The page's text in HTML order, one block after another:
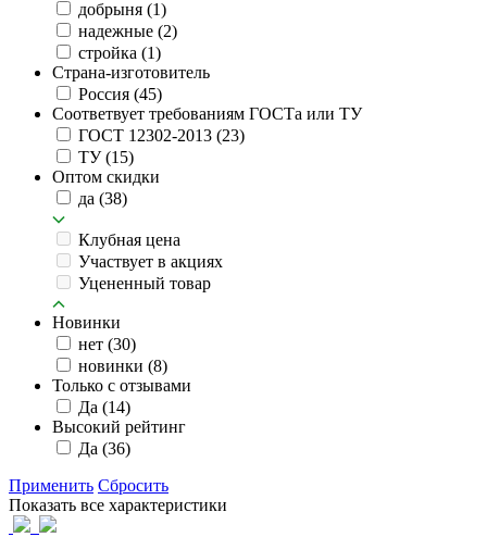
добрыня (1)
надежные (2)
стройка (1)
Страна-изготовитель
Россия (45)
Соответвует требованиям ГОСТа или ТУ
ГОСТ 12302-2013 (23)
ТУ(15)
Оптом скидки
да (38)
Клубная цена
Участвует в акциях
Уцененный товар
Новинки
нет (30)
новинки (8)
Только с отзывами
Да (14)
Высокий рейтинг
Да (36)
Применить Сбросить
Показать все характеристики